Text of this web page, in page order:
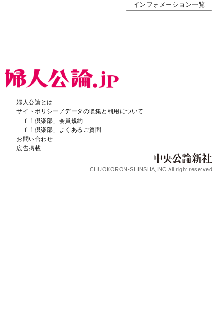
インフォメーション一覧
婦人公論とは
サイトポリシー／データの収集と利用について
「ｆｆ倶楽部」会員規約
「ｆｆ倶楽部」よくあるご質問
お問い合わせ
広告掲載
CHUOKORON-SHINSHA,INC.All right reserved